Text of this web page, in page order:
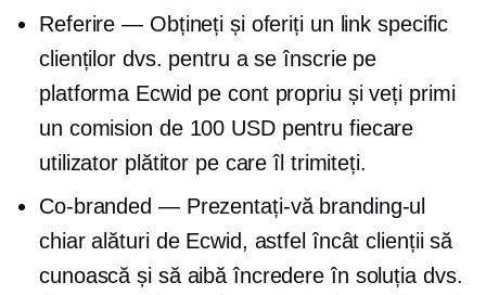
Referire — Obțineți și oferiți un link specific
clienților dvs. pentru a se înscrie pe
platforma Ecwid pe cont propriu și veți primi
un comision de 100 USD pentru fiecare
utilizator plătitor pe care îl trimiteți.
Co-branded — Prezentați-vă branding-ul
chiar alături de Ecwid, astfel încât clienții să
cunoască și să aibă încredere în soluția dvs.